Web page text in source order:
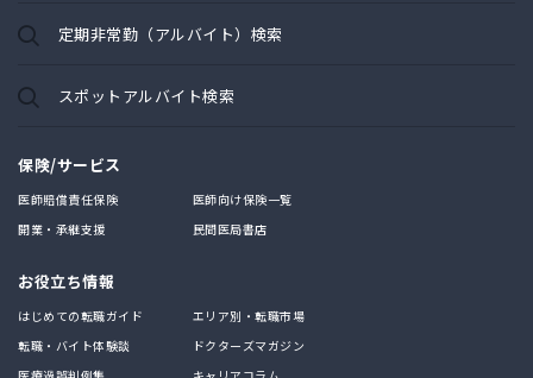
定期非常勤（アルバイト）検索
スポットアルバイト検索
保険/サービス
医師賠償責任保険
医師向け保険一覧
開業・承継支援
民間医局書店
お役立ち情報
はじめての転職ガイド
エリア別・転職市場
転職・バイト体験談
ドクターズマガジン
医療過誤判例集
キャリアコラム